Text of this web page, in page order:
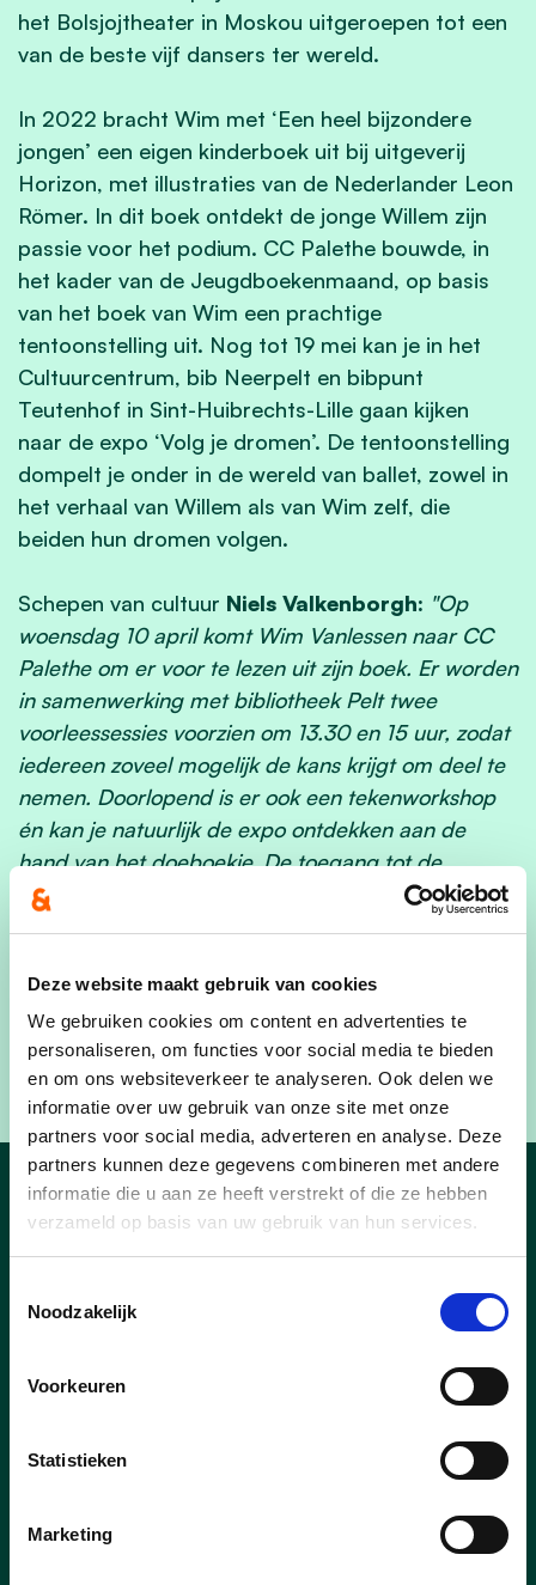
Deze website maakt gebruik van cookies
We gebruiken cookies om content en advertenties te
personaliseren, om functies voor social media te bieden
en om ons websiteverkeer te analyseren. Ook delen we
informatie over uw gebruik van onze site met onze
partners voor social media, adverteren en analyse. Deze
partners kunnen deze gegevens combineren met andere
informatie die u aan ze heeft verstrekt of die ze hebben
verzameld op basis van uw gebruik van hun services.
Noodzakelijk
Voorkeuren
Statistieken
Marketing
het Bolsjojtheater in Moskou uitgeroepen tot een
van de beste vijf dansers ter wereld.
In 2022 bracht Wim met ‘Een heel bijzondere
jongen’ een eigen kinderboek uit bij uitgeverij
Horizon, met illustraties van de Nederlander Leon
Römer. In dit boek ontdekt de jonge Willem zijn
passie voor het podium. CC Palethe bouwde, in
het kader van de Jeugdboekenmaand, op basis
van het boek van Wim een prachtige
tentoonstelling uit. Nog tot 19 mei kan je in het
Cultuurcentrum, bib Neerpelt en bibpunt
Teutenhof in Sint-Huibrechts-Lille gaan kijken
naar de expo ‘Volg je dromen’. De tentoonstelling
dompelt je onder in de wereld van ballet, zowel in
het verhaal van Willem als van Wim zelf, die
beiden hun dromen volgen.
Schepen van cultuur Niels Valkenborgh: "Op
woensdag 10 april komt Wim Vanlessen naar CC
Palethe om er voor te lezen uit zijn boek. Er worden
in samenwerking met bibliotheek Pelt twee
voorleessessies voorzien om 13.30 en 15 uur, zodat
iedereen zoveel mogelijk de kans krijgt om deel te
nemen. Doorlopend is er ook een tekenworkshop
én kan je natuurlijk de expo ontdekken aan de
hand van het doeboekje. De toegang tot de
voorleessessies is gratis, maar een ticket aankopen
ees er snel bij, je plekje reserveren kan via
www.palethe.be/volg-je-dromen
Nieuws